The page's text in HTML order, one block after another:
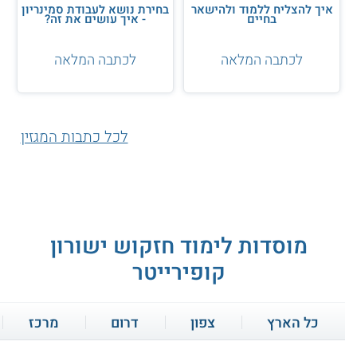
איך להצליח ללמוד ולהישאר
בחיים
לכתבה המלאה
בחירת נושא לעבודת סמינריון
- איך עושים את זה?
לכתבה המלאה
לכל כתבות המגזין
מוסדות לימוד חזקוש ישורון
קופירייטר
כל הארץ צפון דרום מרכז